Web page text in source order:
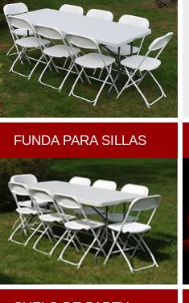
FUNDA PARA SILLAS